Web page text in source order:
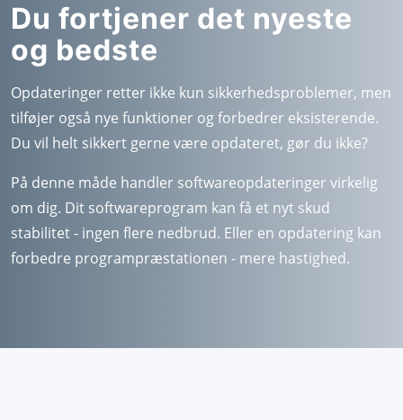
Du fortjener det nyeste
og bedste
Opdateringer retter ikke kun sikkerhedsproblemer, men
tilføjer også nye funktioner og forbedrer eksisterende.
Du vil helt sikkert gerne være opdateret, gør du ikke?
På denne måde handler softwareopdateringer virkelig
om dig. Dit softwareprogram kan få et nyt skud
stabilitet - ingen flere nedbrud. Eller en opdatering kan
forbedre programpræstationen - mere hastighed.